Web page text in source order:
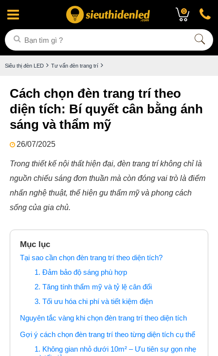
0
Siêu thị đèn LED Tư vấn đèn trang trí
Cách chọn đèn trang trí theo
diện tích: Bí quyết cân bằng ánh
sáng và thẩm mỹ
26/07/2025
Trong thiết kế nội thất hiện đại, đèn trang trí không chỉ là
nguồn chiếu sáng đơn thuần mà còn đóng vai trò là điểm
nhấn nghệ thuật, thể hiện gu thẩm mỹ và phong cách
sống của gia chủ.
Mục lục
Tại sao cần chọn đèn trang trí theo diện tích?
1. Đảm bảo độ sáng phù hợp
2. Tăng tính thẩm mỹ và tỷ lệ cân đối
3. Tối ưu hóa chi phí và tiết kiệm điện
Nguyên tắc vàng khi chọn đèn trang trí theo diện tích
Gợi ý cách chọn đèn trang trí theo từng diện tích cụ thể
1. Không gian nhỏ dưới 10m² – Ưu tiên sự gọn nhẹ